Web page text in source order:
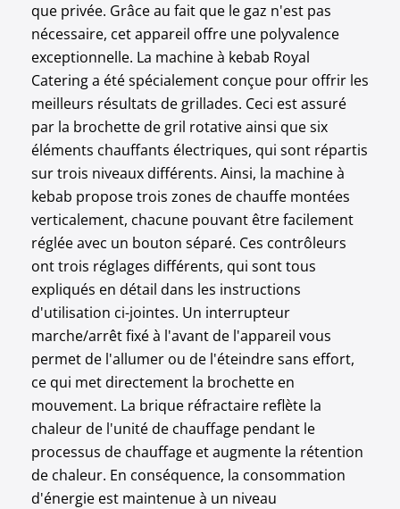
que privée. Grâce au fait que le gaz n'est pas
nécessaire, cet appareil offre une polyvalence
exceptionnelle. La machine à kebab Royal
Catering a été spécialement conçue pour offrir les
meilleurs résultats de grillades. Ceci est assuré
par la brochette de gril rotative ainsi que six
éléments chauffants électriques, qui sont répartis
sur trois niveaux différents. Ainsi, la machine à
kebab propose trois zones de chauffe montées
verticalement, chacune pouvant être facilement
réglée avec un bouton séparé. Ces contrôleurs
ont trois réglages différents, qui sont tous
expliqués en détail dans les instructions
d'utilisation ci-jointes. Un interrupteur
marche/arrêt fixé à l'avant de l'appareil vous
permet de l'allumer ou de l'éteindre sans effort,
ce qui met directement la brochette en
mouvement. La brique réfractaire reflète la
chaleur de l'unité de chauffage pendant le
processus de chauffage et augmente la rétention
de chaleur. En conséquence, la consommation
d'énergie est maintenue à un niveau